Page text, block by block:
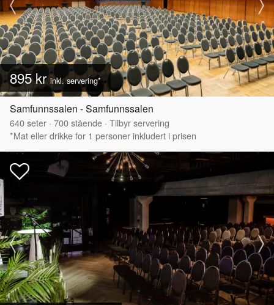
895 krinkl. servering*
Samfunnssalen - Samfunnssalen
640seter · 700stående · Tilbyr servering
*Mat eller drikke for 1 personer inkludert i prisen